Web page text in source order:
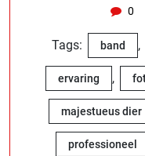
0
Tags: band ,
ervaring ,
majestueus dier
professioneel